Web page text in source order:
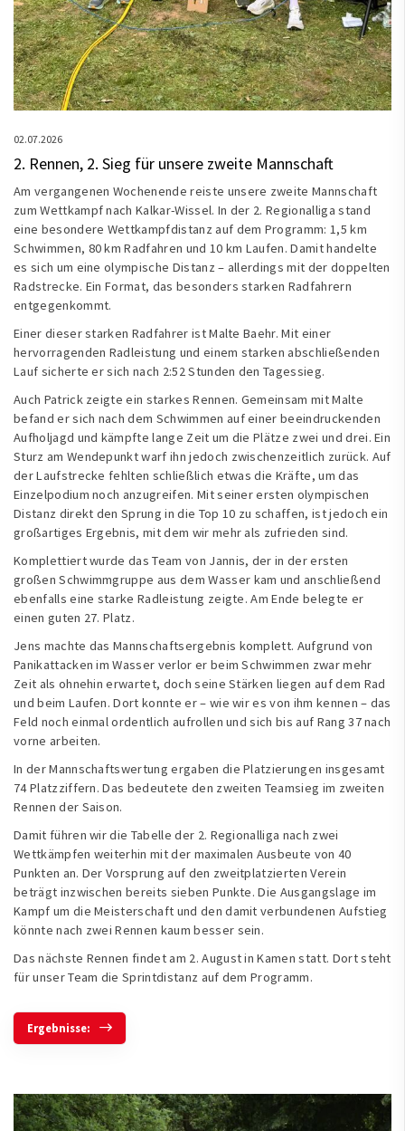
02.07.2026
2. Rennen, 2. Sieg für unsere zweite Mannschaft
Am vergangenen Wochenende reiste unsere zweite Mannschaft
zum Wettkampf nach Kalkar-Wissel. In der 2. Regionalliga stand
eine besondere Wettkampfdistanz auf dem Programm: 1,5 km
Schwimmen, 80 km Radfahren und 10 km Laufen. Damit handelte
es sich um eine olympische Distanz – allerdings mit der doppelten
Radstrecke. Ein Format, das besonders starken Radfahrern
entgegenkommt.
Einer dieser starken Radfahrer ist Malte Baehr. Mit einer
hervorragenden Radleistung und einem starken abschließenden
Lauf sicherte er sich nach 2:52 Stunden den Tagessieg.
Auch Patrick zeigte ein starkes Rennen. Gemeinsam mit Malte
befand er sich nach dem Schwimmen auf einer beeindruckenden
Aufholjagd und kämpfte lange Zeit um die Plätze zwei und drei. Ein
Sturz am Wendepunkt warf ihn jedoch zwischenzeitlich zurück. Auf
der Laufstrecke fehlten schließlich etwas die Kräfte, um das
Einzelpodium noch anzugreifen. Mit seiner ersten olympischen
Distanz direkt den Sprung in die Top 10 zu schaffen, ist jedoch ein
großartiges Ergebnis, mit dem wir mehr als zufrieden sind.
Komplettiert wurde das Team von Jannis, der in der ersten
großen Schwimmgruppe aus dem Wasser kam und anschließend
ebenfalls eine starke Radleistung zeigte. Am Ende belegte er
einen guten 27. Platz.
Jens machte das Mannschaftsergebnis komplett. Aufgrund von
Panikattacken im Wasser verlor er beim Schwimmen zwar mehr
Zeit als ohnehin erwartet, doch seine Stärken liegen auf dem Rad
und beim Laufen. Dort konnte er – wie wir es von ihm kennen – das
Feld noch einmal ordentlich aufrollen und sich bis auf Rang 37 nach
vorne arbeiten.
In der Mannschaftswertung ergaben die Platzierungen insgesamt
74 Platzziffern. Das bedeutete den zweiten Teamsieg im zweiten
Rennen der Saison.
Damit führen wir die Tabelle der 2. Regionalliga nach zwei
Wettkämpfen weiterhin mit der maximalen Ausbeute von 40
Punkten an. Der Vorsprung auf den zweitplatzierten Verein
beträgt inzwischen bereits sieben Punkte. Die Ausgangslage im
Kampf um die Meisterschaft und den damit verbundenen Aufstieg
könnte nach zwei Rennen kaum besser sein.
Das nächste Rennen findet am 2. August in Kamen statt. Dort steht
für unser Team die Sprintdistanz auf dem Programm.
Ergebnisse: